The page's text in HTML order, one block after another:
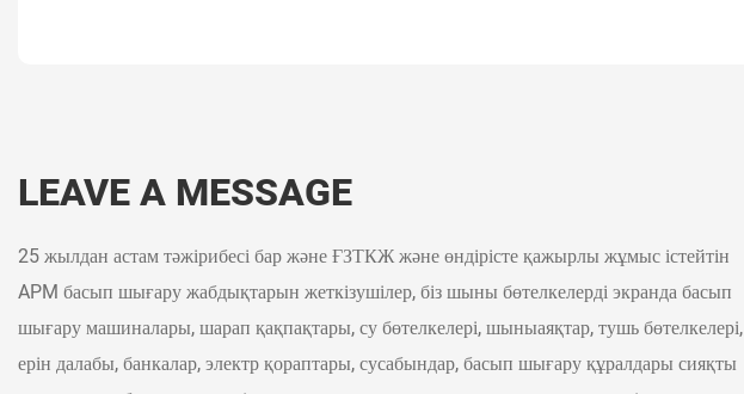
LEAVE A MESSAGE
25 жылдан астам тәжірибесі бар және ҒЗТКЖ және өндірісте қажырлы жұмыс істейтін
APM басып шығару жабдықтарын жеткізушілер, біз шыны бөтелкелерді экранда басып
шығару машиналары, шарап қақпақтары, су бөтелкелері, шыныаяқтар, тушь бөтелкелері,
ерін далабы, банкалар, электр қораптары, сусабындар, басып шығару құралдары сияқты